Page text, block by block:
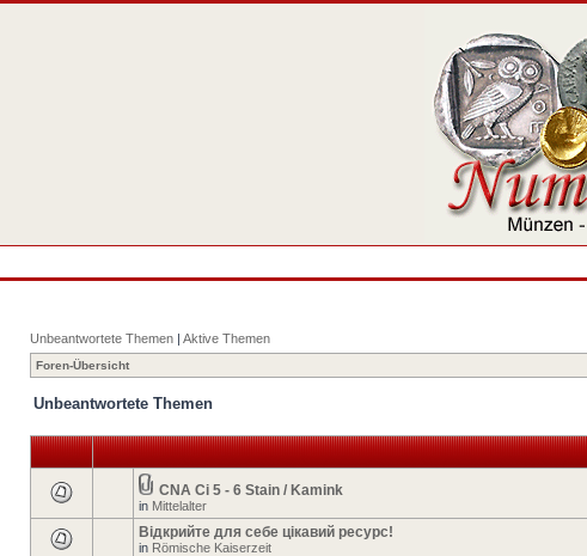
Unbeantwortete Themen | Aktive Themen
Foren-Übersicht
Unbeantwortete Themen
CNA Ci 5 - 6 Stain / Kamink
in Mittelalter
Відкрийте для себе цікавий ресурс!
in Römische Kaiserzeit